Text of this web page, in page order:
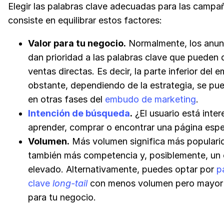
Elegir las palabras clave adecuadas para las
consiste en equilibrar estos factores:
Valor para tu negocio. Normalmente, los
dan prioridad a las palabras clave que pueden
ventas directas. Es decir, la parte inferior del
obstante, dependiendo de la estrategia, se
en otras fases del embudo de marketing.
Intención de búsqueda. ¿El usuario está
aprender, comprar o encontrar una página
Volumen. Más volumen significa más
también más competencia y, posiblemente, un
elevado. Alternativamente, puedes optar por
clave long-tailcon menos volumen pero
para tu negocio.